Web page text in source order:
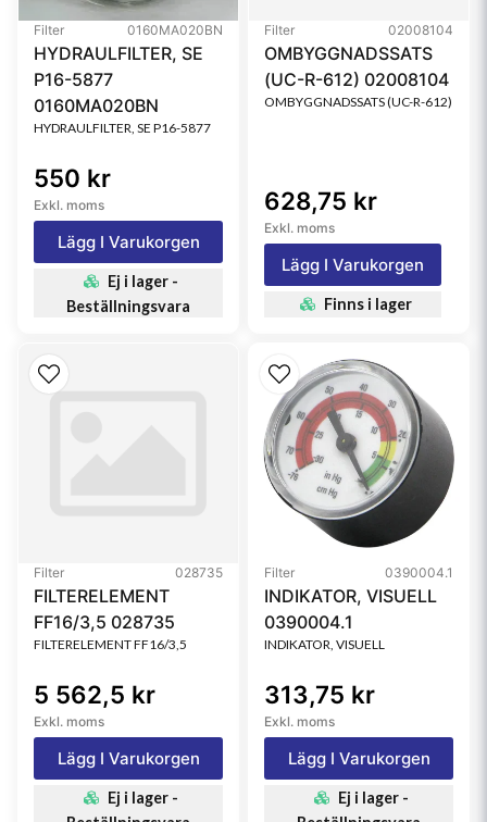
Filter 0160MA020BN
HYDRAULFILTER, SE
P16-5877
0160MA020BN
HYDRAULFILTER, SE P16-5877
550 kr
Exkl. moms
Lägg I Varukorgen
Ej i lager -
Beställningsvara
Filter 02008104
OMBYGGNADSSATS
(UC-R-612) 02008104
OMBYGGNADSSATS (UC-R-612)
628,75 kr
Exkl. moms
Lägg I Varukorgen
Finns i lager
Filter 028735
FILTERELEMENT
FF16/3,5 028735
FILTERELEMENT FF16/3,5
5 562,5 kr
Exkl. moms
Lägg I Varukorgen
Ej i lager -
Filter 0390004.1
INDIKATOR, VISUELL
0390004.1
INDIKATOR, VISUELL
313,75 kr
Exkl. moms
Lägg I Varukorgen
Ej i lager -